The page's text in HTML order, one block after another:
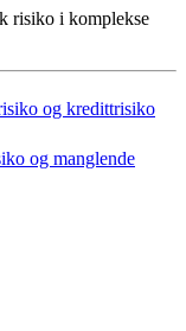
risiko i komplekse
og kredittrisiko
og manglende